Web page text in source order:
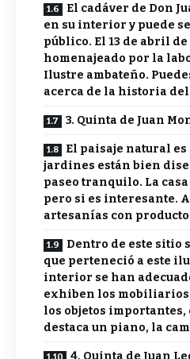
El cadáver de Don
en su interior y puede
público. El 13 de abril de
homenajeado por la
Ilustre ambateño.
acerca de la historia del
3. Quinta de Juan
El paisaje natural es
jardines están bien
paseo tranquilo. La
pero si es interesante.
artesanías con
Dentro de este sitio
que perteneció a este
interior se han
exhiben los mobiliarios
los objetos importantes,
destaca un piano, la
4. Quinta de Juan